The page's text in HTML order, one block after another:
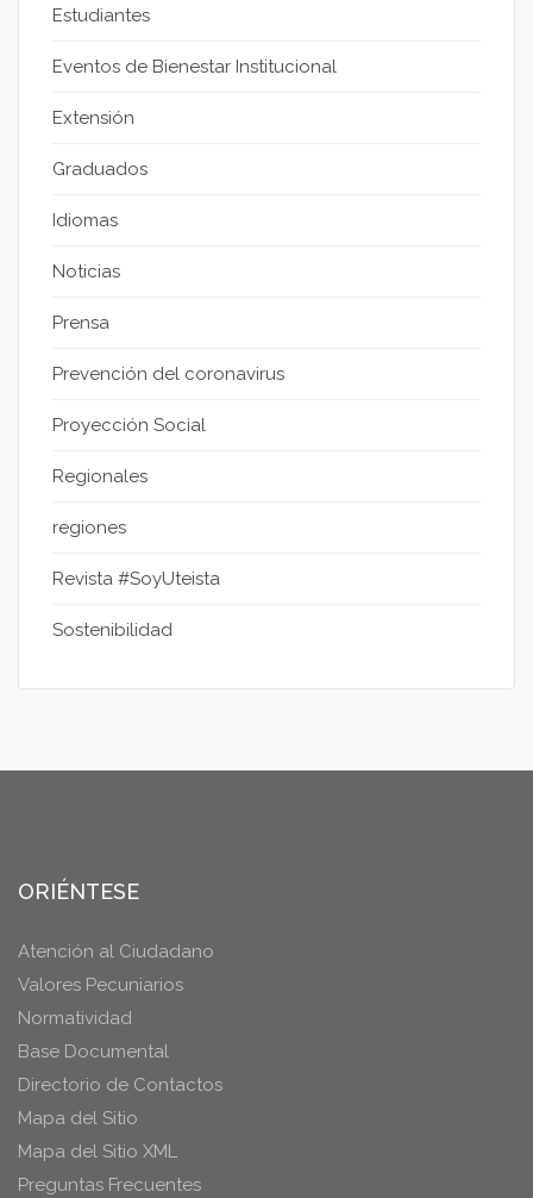
Estudiantes
Eventos de Bienestar Institucional
Extensión
Graduados
Idiomas
Noticias
Prensa
Prevención del coronavirus
Proyección Social
Regionales
regiones
Revista #SoyUteista
Sostenibilidad
ORIÉNTESE
Atención al Ciudadano
Valores Pecuniarios
Normatividad
Base Documental
Directorio de Contactos
Mapa del Sitio
Mapa del Sitio XML
Preguntas Frecuentes